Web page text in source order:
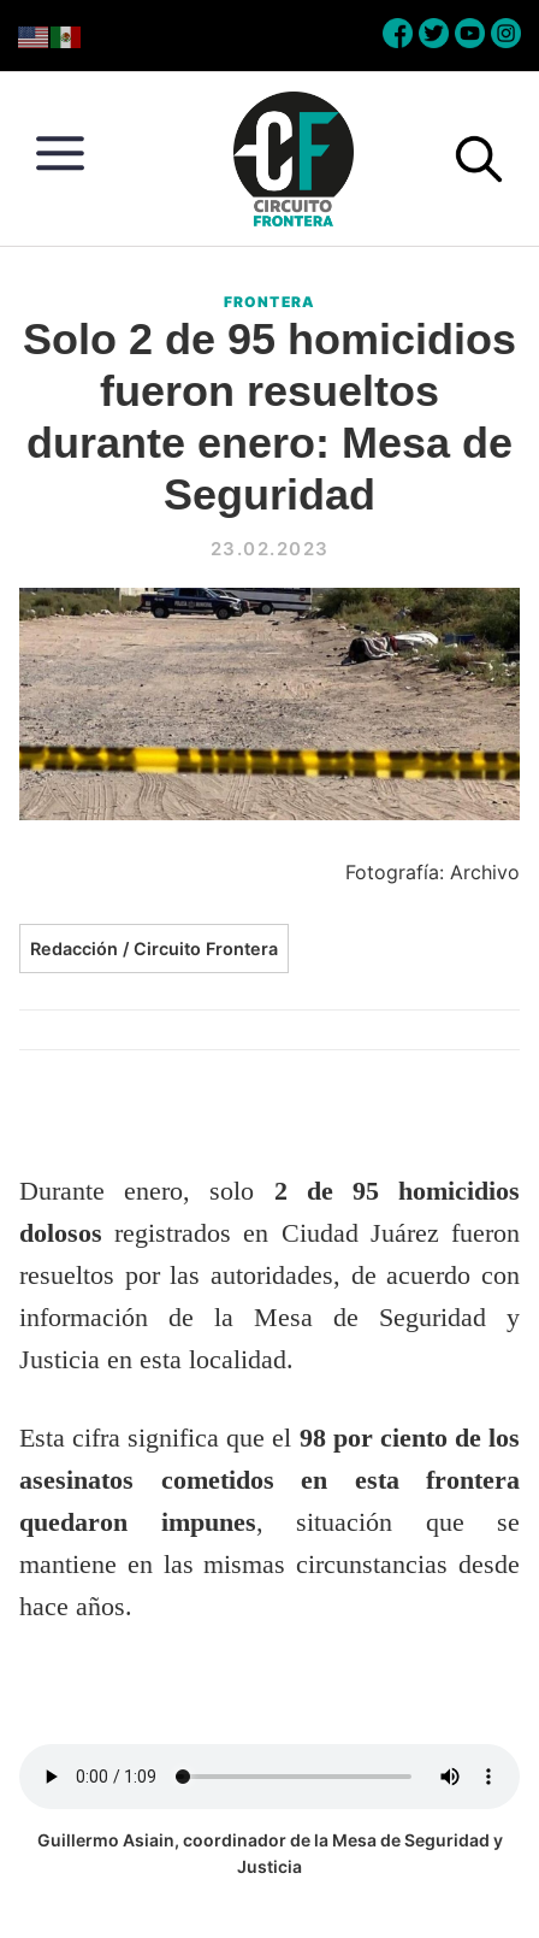
to
to
to
to
Conéctate
la
frontera
FRONTERA
Solo 2 de 95 homicidios
fueron resueltos
durante enero: Mesa de
Seguridad
23.02.2023
Fotografía: Archivo
Redacción / Circuito Frontera
Durante enero, solo 2 de 95 homicidios
dolosos registrados en Ciudad Juárez fueron
resueltos por las autoridades, de acuerdo con
información de la Mesa de Seguridad y
Justicia en esta localidad.
Esta cifra significa que el 98 por ciento de los
asesinatos cometidos en esta frontera
quedaron impunes, situación que se
mantiene en las mismas circunstancias desde
hace años.
Guillermo Asiain, coordinador de la Mesa de Seguridad y
Justicia